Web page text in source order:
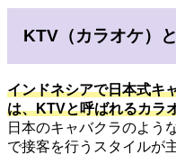
KTV（カラオケ）
インドネシアで日本式キ
は、KTVと呼ばれるカラ
日本のキャバクラのよう
で接客を行うスタイルが